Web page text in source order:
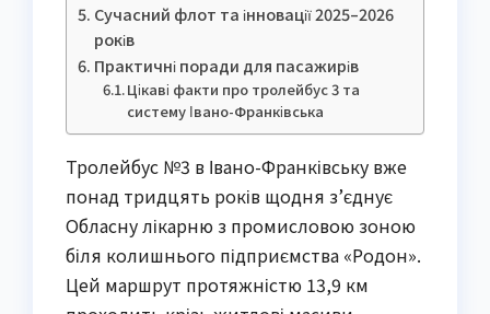
Сучасний флот та інновації 2025–2026
років
Практичні поради для пасажирів
Цікаві факти про тролейбус 3 та
систему Івано-Франківська
Тролейбус №3 в Івано-Франківську вже
понад тридцять років щодня з’єднує
Обласну лікарню з промисловою зоною
біля колишнього підприємства «Родон».
Цей маршрут протяжністю 13,9 км